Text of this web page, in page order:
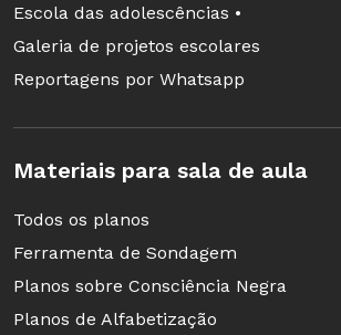
mais pobres.
> 10,5% dos recursos
serão direcionados a
anulo–VAAF, definido
nacionalmente), que
municípios localizados
ricos que antes não
complementação.
Escola das adolescências •
Galeria de projetos escolares
Reportagens por Whatsapp
Materiais para sala de aula
Todos os planos
Ferramenta de Sondagem
Planos sobre Consciência Negra
Planos de Alfabetização